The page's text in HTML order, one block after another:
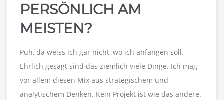
PERSÖNLICH AM
MEISTEN?
Puh, da weiss ich gar nicht, wo ich anfangen soll.
Ehrlich gesagt sind das ziemlich viele Dinge. Ich mag
vor allem diesen Mix aus strategischem und
analytischem Denken. Kein Projekt ist wie das andere.